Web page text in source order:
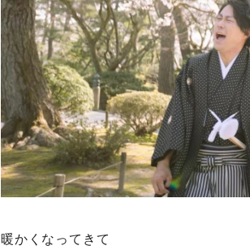
暖かくなってきて